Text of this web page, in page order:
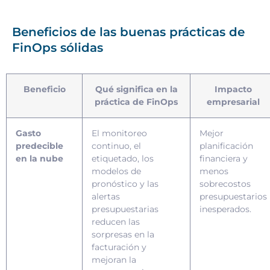
Beneficios de las buenas prácticas de
FinOps sólidas
Beneficio
Qué significa en la
práctica de FinOps
Impacto
empresarial
Gasto
predecible
en la nube
El monitoreo
continuo, el
etiquetado, los
modelos de
pronóstico y las
alertas
presupuestarias
reducen las
sorpresas en la
facturación y
mejoran la
Mejor
planificación
financiera y
menos
sobrecostos
presupuestarios
inesperados.